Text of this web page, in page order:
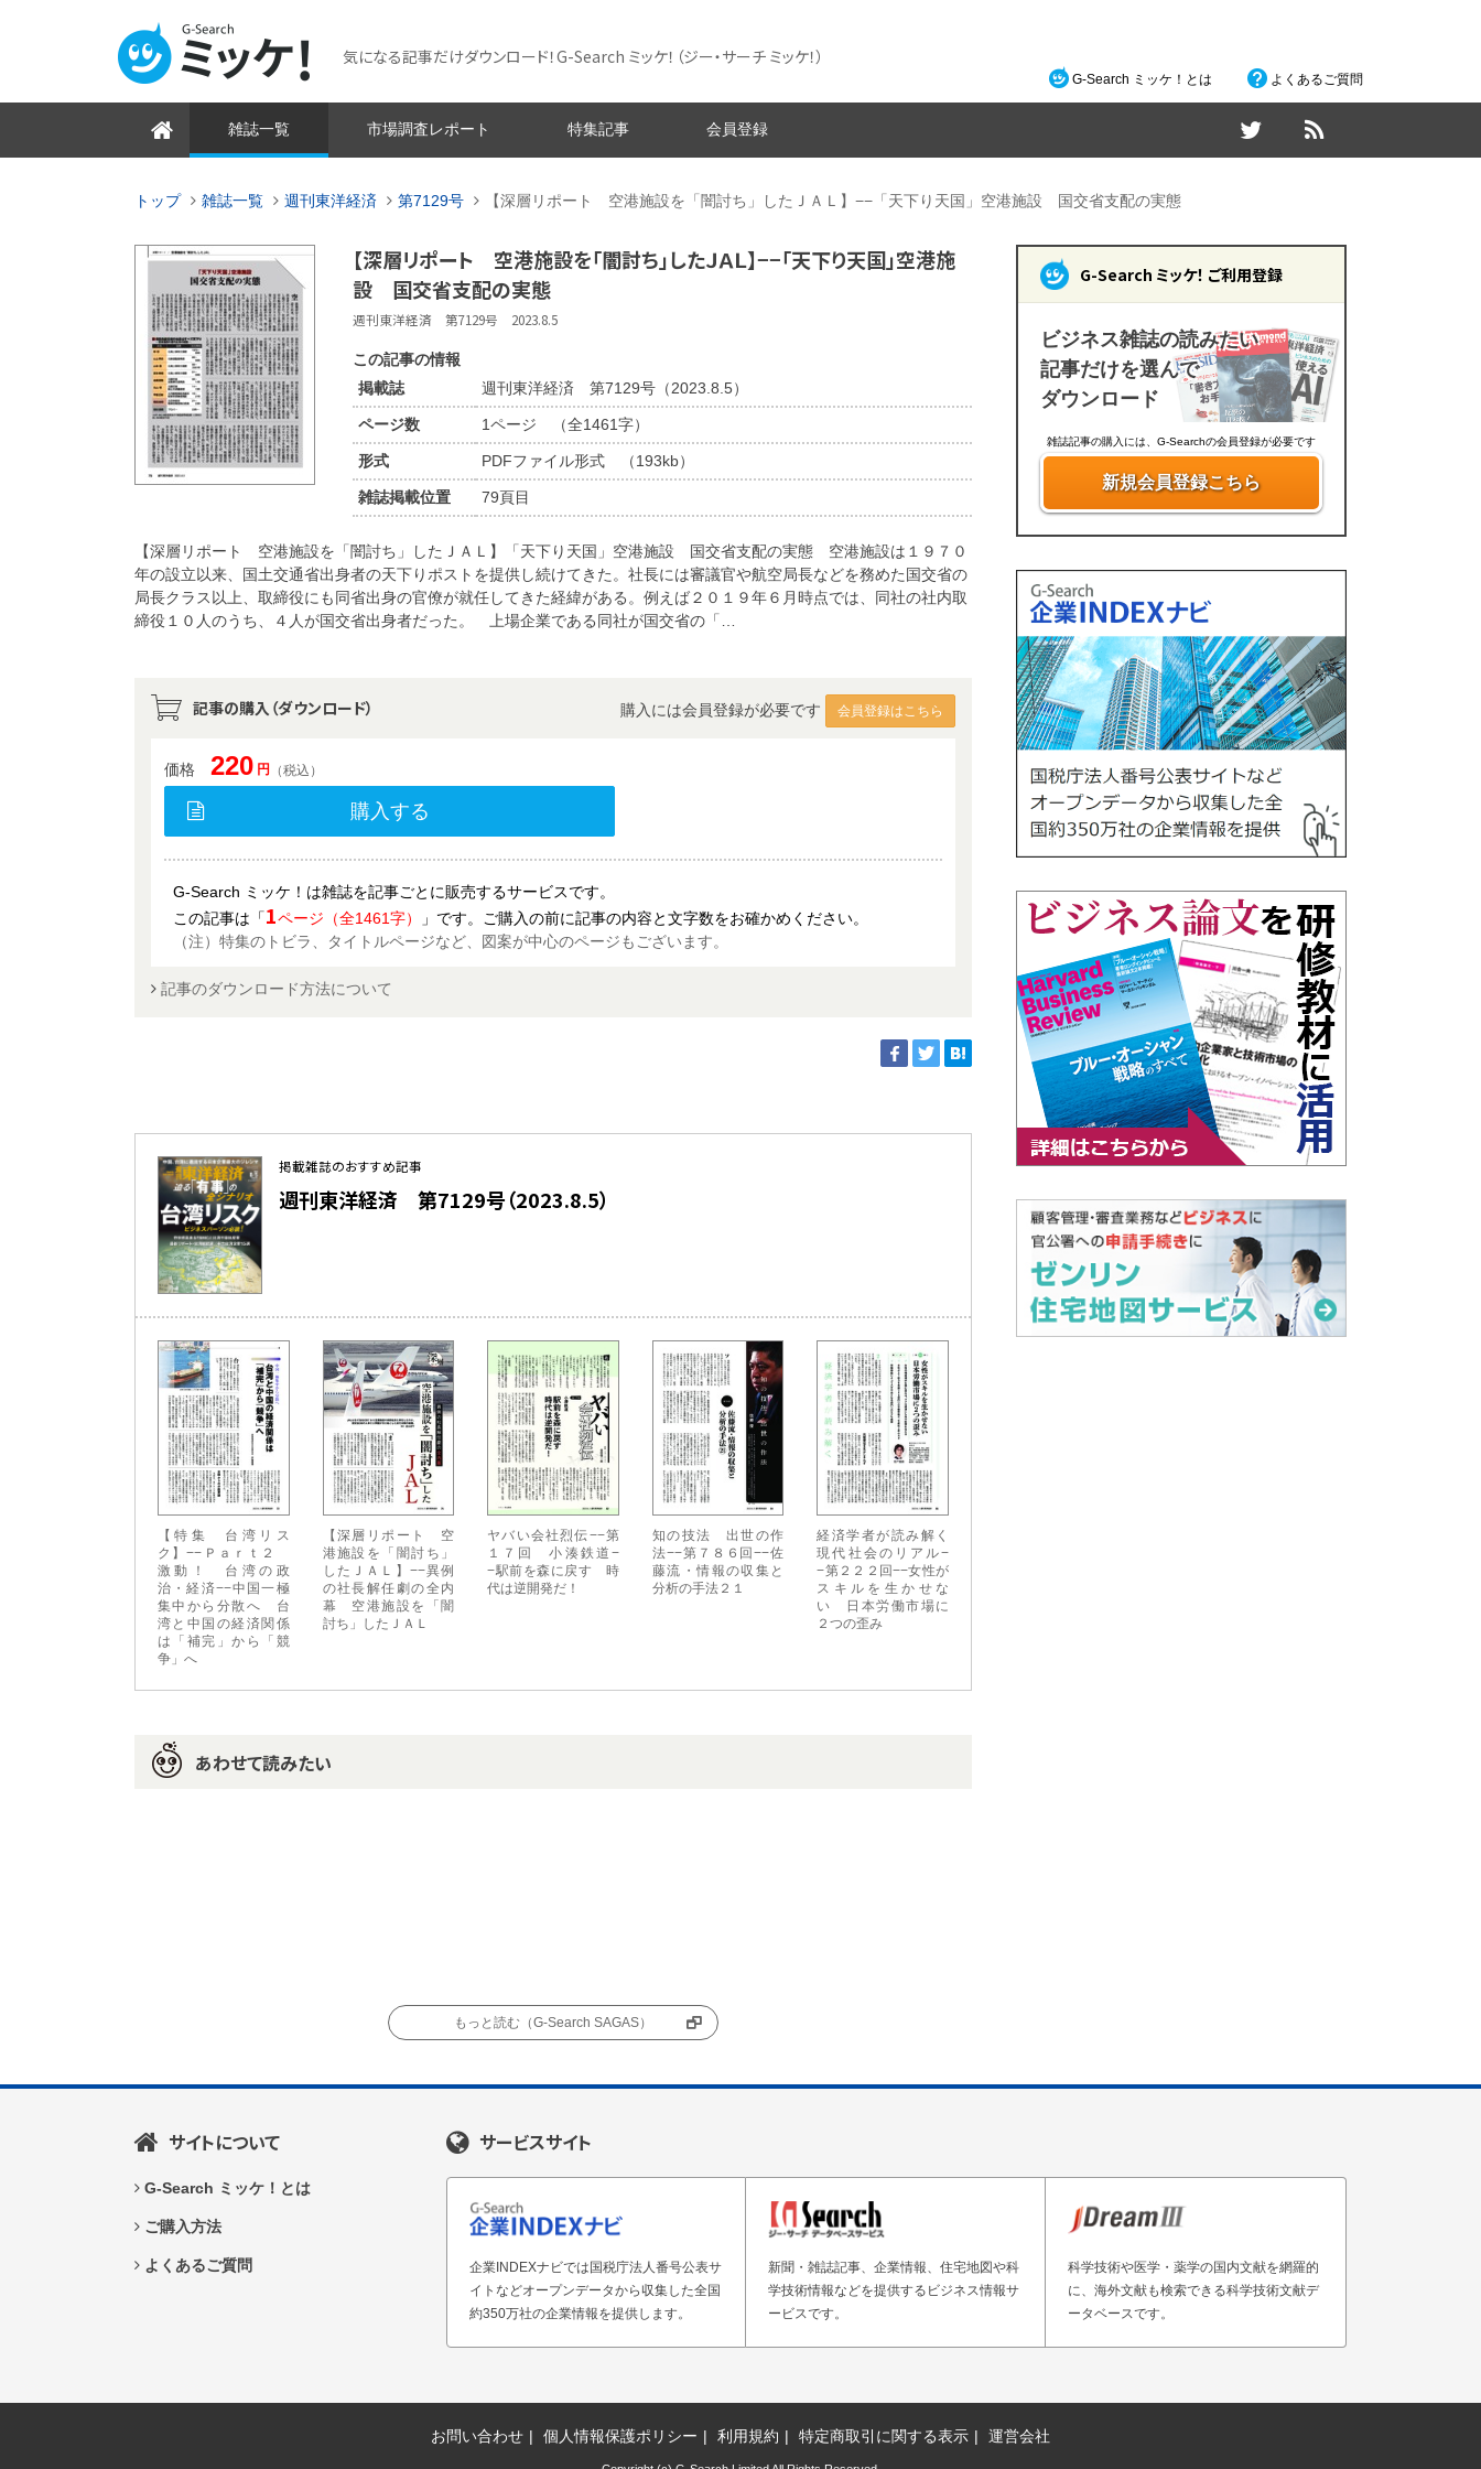
気になる記事だけダウンロード！G-Search ミッケ！ （ジー・サーチ ミッケ！）
G-Search ミッケ！とは よくあるご質問
雑誌一覧 市場調査レポート 特集記事 会員登録
トップ 雑誌一覧 週刊東洋経済 第7129号 【深層リポート 空港施設を「闇討ち」したＪＡＬ】−−「天下り天国」空港施設 国交省支配の実態
【深層リポート 空港施設を「闇討ち」したＪＡＬ】−−「天下り天国」空港施
設 国交省支配の実態
週刊東洋経済 第7129号 2023.8.5
この記事の情報
掲載誌
週刊東洋経済 第7129号（2023.8.5）
ページ数 1ページ （全1461字）
形式 PDFファイル形式 （193kb）
雑誌掲載位置 79頁目
【深層リポート 空港施設を「闇討ち」したＪＡＬ】「天下り天国」空港施設 国交省支配の実態 空港施設は１９７０
年の設立以来、国土交通省出身者の天下りポストを提供し続けてきた。社長には審議官や航空局長などを務めた国交省の
局長クラス以上、取締役にも同省出身の官僚が就任してきた経緯がある。例えば２０１９年６月時点では、同社の社内取
締役１０人のうち、４人が国交省出身者だった。 上場企業である同社が国交省の「…
記事の購入（ダウンロード） 購入には会員登録が必要です 会員登録はこちら
価格 220 円 （税込）
購入する
G-Search ミッケ！は雑誌を記事ごとに販売するサービスです。
この記事は「1ページ（全1461字）
」です。ご購入の前に記事の内容と文字数をお確かめください。
（注）特集のトビラ、タイトルページなど、図案が中心のページもございます。
記事のダウンロード方法について
掲載雑誌のおすすめ記事
週刊東洋経済 第7129号（2023.8.5）
【特集 台湾リス
ク】−−Ｐａｒｔ２
激動！ 台湾の政
治・経済−−中国一極
集中から分散へ 台
湾と中国の経済関係
は「補完」から「競
争」へ
【深層リポート 空
港施設を「闇討ち」
したＪＡＬ】−−異例
の社長解任劇の全内
幕 空港施設を「闇
討ち」したＪＡＬ
ヤバい会社烈伝−−第
１７回 小湊鉄道−
−駅前を森に戻す 時
代は逆開発だ！
知の技法 出世の作
法−−第７８６回−−佐
藤流・情報の収集と
分析の手法２１
経済学者が読み解く
現代社会のリアル−
−第２２２回−−女性が
スキルを生かせな
い 日本労働市場に
２つの歪み
あわせて読みたい
もっと読む（G-Search SAGAS）
G-Search ミッケ！ ご利用登録
ビジネス雑誌の読みたい
記事だけを選んで
ダウンロード
雑誌記事の購入には、G-Searchの会員登録が必要です
新規会員登録こちら
サイトについて
G-Search ミッケ！とは
ご購入方法
よくあるご質問
サービスサイト
企業INDEXナビでは国税庁法人番号公表サ
イトなどオープンデータから収集した全国
約350万社の企業情報を提供します。
新聞・雑誌記事、企業情報、住宅地図や科
学技術情報などを提供するビジネス情報サ
ービスです。
科学技術や医学・薬学の国内文献を網羅的
に、海外文献も検索できる科学技術文献デ
ータベースです。
お問い合わせ 個人情報保護ポリシー 利用規約 特定商取引に関する表示 運営会社